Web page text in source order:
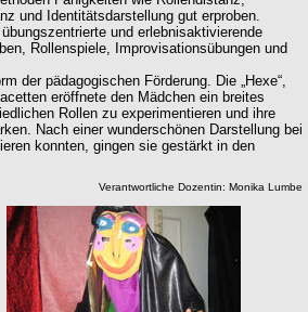
und Identitätsdarstellung gut erproben.
und erlebnisaktivierende
Rollenspiele, Improvisationsübungen und
der pädagogischen Förderung. Die „Hexe“,
eröffnete den Mädchen ein breites
Rollen zu experimentieren und ihre
Nach einer wunderschönen Darstellung bei
konnten, gingen sie gestärkt in den
Verantwortliche Dozentin: Monika Lumbe